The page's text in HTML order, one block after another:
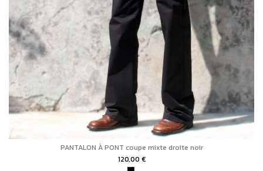
PANTALON À PONT coupe mixte droite noir
120,00 €